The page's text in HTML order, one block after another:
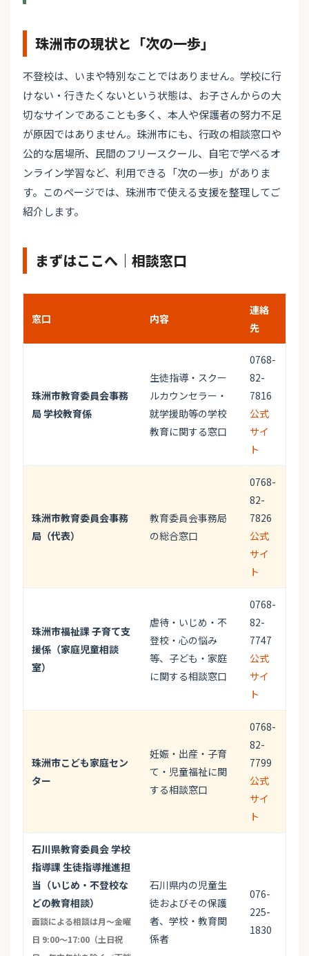
珠洲市の現状と「次の一歩」
不登校は、いまや特別なことではありません。学校に行
けない・行きたくないという状態は、お子さんからの大
切なサインであることも多く、本人や保護者の努力不足
が原因ではありません。珠洲市にも、行政の相談窓口や
公的な居場所、民間のフリースクール、自宅で学べるオ
ンライン学習など、利用できる「次の一歩」がありま
す。このページでは、珠洲市で使える支援を整理してご
紹介します。
まずはここへ｜相談窓口
窓口 内容
連絡
先
珠洲市教育委員会事務
局 学校教育係
生徒指導・スクー
ルカウンセラー・
就学援助等の学校
教育に関する窓口
0768-
82-
7816
公式
サイ
ト
珠洲市教育委員会事務
局（代表）
教育委員会事務局
の総合窓口
0768-
82-
7826
公式
サイ
ト
珠洲市福祉課 子育て支
援係（家庭児童相談
室）
虐待・いじめ・不
登校・心の悩み
等、子ども・家庭
に関する相談窓口
0768-
82-
7747
公式
サイ
ト
珠洲市こども家庭セン
ター
妊娠・出産・子育
て・児童福祉に関
する相談窓口
0768-
82-
7799
公式
サイ
ト
石川県教育委員会 学校
指導課 生徒指導推進担
当（いじめ・不登校な
どの教育相談）
面談による相談は月〜金曜
日 9:00〜17:00（土日祝
石川県内の児童生
徒およびその保護
者、学校・教育関
係者
076-
225-
1830